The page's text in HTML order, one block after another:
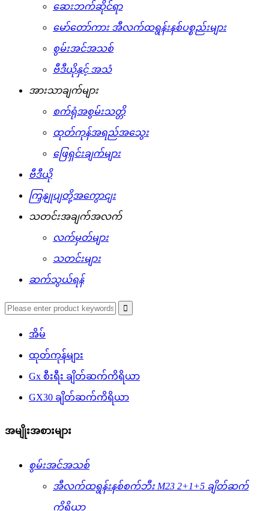
ဆေးဘက်ဆိုင်ရာ
မော်တော်ကား အီလက်ထရွန်းနစ်ပစ္စည်းများ
စွမ်းအင်အသစ်
ဗီဒီယိုနှင့် အသံ
အားသာချက်များ
စက်ရုံအစွမ်းသတ္တိ
ထုတ်ကုန်အရည်အသွေး
ဖြေရှင်းချက်များ
ဗီဒီယို
ကြှနျုပျတို့အကွောငျး
သတင်းအချက်အလက်
လက်မှတ်များ
သတင်းများ
ဆက်သွယ်ရန်
အိမ်
ထုတ်ကုန်များ
Gx စီးရီး ချိတ်ဆက်ကိရိယာ
GX30 ချိတ်ဆက်ကိရိယာ
အမျိုးအစားများ
စွမ်းအင်အသစ်
အီလက်ထရွန်းနစ်စက်ဘီး M23 2+1+5 ချိတ်ဆက်
ကိရိယာ